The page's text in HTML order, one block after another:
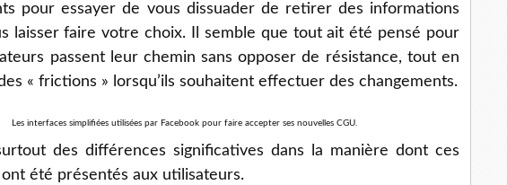
pour essayer de vous dissuader de retirer des informations
laisser faire votre choix. Il semble que tout ait été pensé pour
passent leur chemin sans opposer de résistance, tout en
« frictions » lorsqu’ils souhaitent effectuer des changements.
Les interfaces simplifiées utilisées par Facebook pour faire accepter ses nouvelles CGU.
des différences significatives dans la manière dont ces
été présentés aux utilisateurs.